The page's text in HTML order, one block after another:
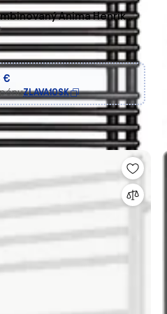
Anima Henrik
SIKOHTO6001200A
€
ZLAVA10SK